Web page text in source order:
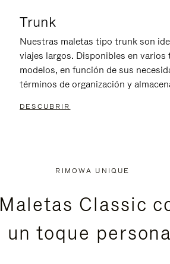
Trunk
Nuestras maletas tipo trunk son
viajes largos. Disponibles en varios
modelos, en función de sus
términos de organización y
DESCUBRIR
RIMOWA UNIQUE
Maletas Classic
un toque